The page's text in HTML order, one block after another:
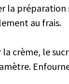
la
au frais.
crème, le